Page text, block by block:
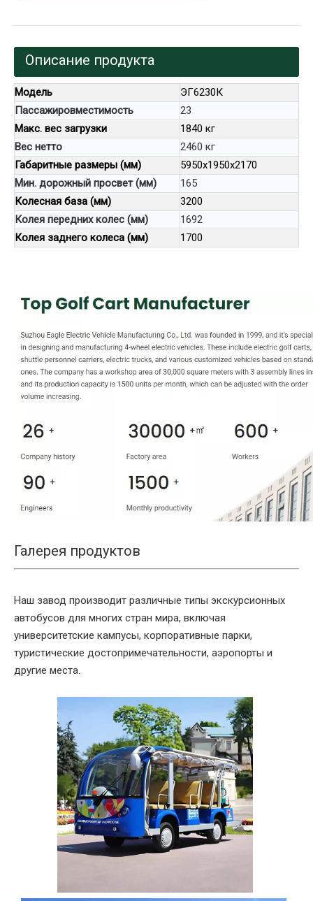
Описание продукта
Модель
ЭГ6230К
Пассажировместимость
23
Макс. вес загрузки
1840 кг
Вес нетто
2460 кг
Габаритные размеры (мм)
5950x1950x2170
Мин. дорожный просвет (мм)
165
Колесная база (мм)
3200
Колея передних колес (мм)
1692
Колея заднего колеса (мм)
1700
Галерея продуктов
Наш завод производит различные типы экскурсионных
автобусов для многих стран мира, включая
университетские кампусы, корпоративные парки,
туристические достопримечательности, аэропорты и
другие места.